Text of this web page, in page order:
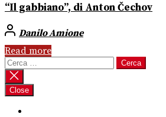
“Il gabbiano”, di Anton Čechov
Danilo Amione
Read more
Ricerca
per:
Close